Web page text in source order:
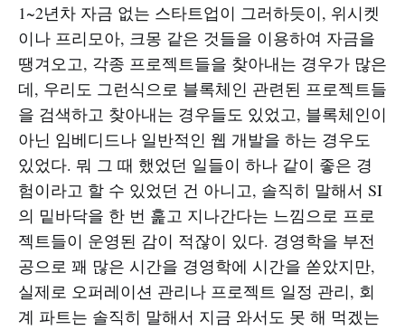
1~2년차 자금 없는 스타트업이 그러하듯이, 위시켓
이나 프리모아, 크몽 같은 것들을 이용하여 자금을
땡겨오고, 각종 프로젝트들을 찾아내는 경우가 많은
데, 우리도 그런식으로 블록체인 관련된 프로젝트들
을 검색하고 찾아내는 경우들도 있었고, 블록체인이
아닌 임베디드나 일반적인 웹 개발을 하는 경우도
있었다. 뭐 그 때 했었던 일들이 하나 같이 좋은 경
험이라고 할 수 있었던 건 아니고, 솔직히 말해서 SI
의 밑바닥을 한 번 훑고 지나간다는 느낌으로 프로
젝트들이 운영된 감이 적잖이 있다. 경영학을 부전
공으로 꽤 많은 시간을 경영학에 시간을 쏟았지만,
실제로 오퍼레이션 관리나 프로젝트 일정 관리, 회
계 파트는 솔직히 말해서 지금 와서도 못 해 먹겠는